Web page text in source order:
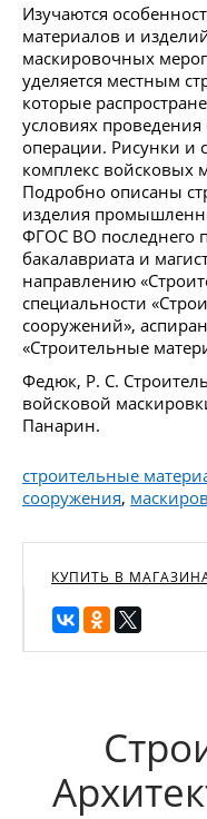
Изучаются
материалов и
маскировочных
уделяется местным
которые
условиях
операции. Рисунки и
комплекс войсковых
Подробно описаны
изделия
ФГОС ВО последнего
бакалавриата и
направлению
специальности
сооружений»,
«Строительные
Федюк, Р. С.
войсковой
Панарин.
строительные
сооружения,
КУПИТЬ В